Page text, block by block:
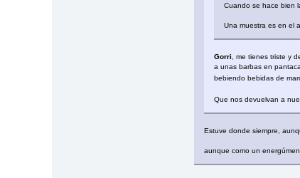
Cuando se hace bien
Una muestra es en el
Gorri , me tienes triste y
a unas barbas en
bebiendo bebidas de
Que nos devuelvan a
Estuve donde siempre,
aunque como un